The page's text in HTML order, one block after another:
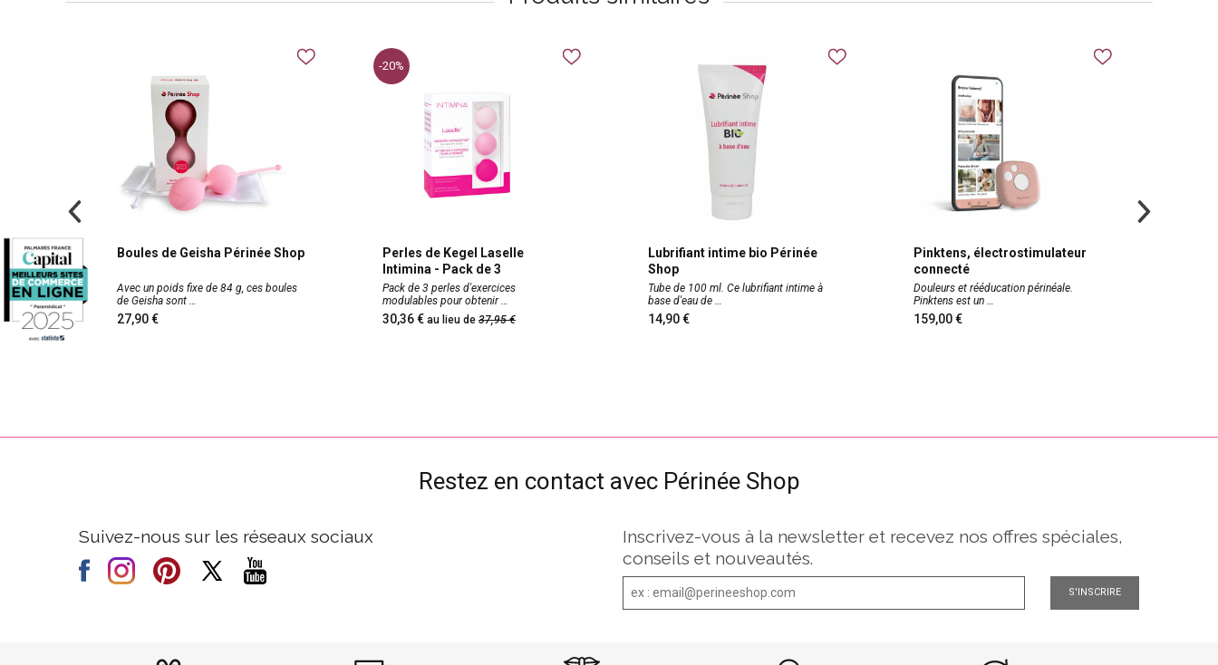
Boules de Geisha Périnée Shop
Avec un poids fixe de 84 g, ces boules
de Geisha sont
27,90
-20%
Perles de Kegel Laselle
Intimina - Pack de 3
Pack de 3 perles d'exercices
modulables pour obtenir
30,36 au lieu de 37,95
Lubrifiant intime bio Périnée
Shop
Tube de 100 ml. Ce lubrifiant intime à
base d'eau de
14,90
Pinktens, électrostimulateur
connecté
Douleurs et rééducation périnéale.
Pinktens est un
159,00
Restez en contact avec Périnée Shop
Suivez-nous sur les réseaux sociaux
Inscrivez-vous à la newsletter et recevez nos offres spéciales,
conseils et nouveautés.
S'INSCRIRE